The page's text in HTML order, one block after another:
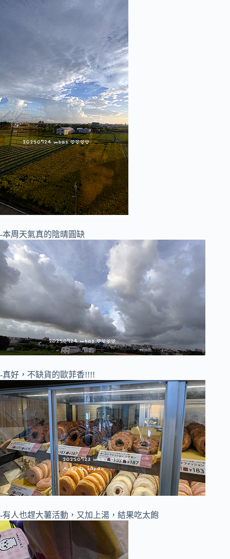
-本周天氣真的陰晴圓缺
-真好，不缺貨的歐菲香!!!!
-有人也趕大薯活動，又加上湯，結果吃太飽